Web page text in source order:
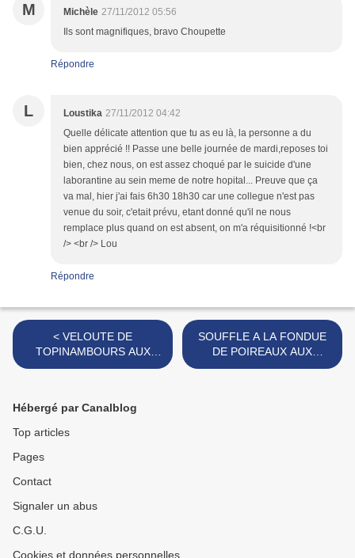
M Michèle 27/11/2012 05:56
Ils sont magnifiques, bravo Choupette
Répondre
L Loustika 27/11/2012 04:42
Quelle délicate attention que tu as eu là, la personne a du
bien apprécié !! Passe une belle journée de mardi,reposes toi
bien, chez nous, on est assez choqué par le suicide d'une
laborantine au sein meme de notre hopital... Preuve que ça
va mal, hier j'ai fais 6h30 18h30 car une collegue n'est pas
venue du soir, c'etait prévu, etant donné qu'il ne nous
remplace plus quand on est absent, on m'a réquisitionné !<br
/> <br /> Lou
Répondre
< VELOUTE DE
TOPINAMBOURS AUX
SAINT-JACQUES
SOUFFLE A LA FONDUE
DE POIREAUX AUX
POMMES >
Hébergé par Canalblog
Top articles
Pages
Contact
Signaler un abus
C.G.U.
Cookies et données personnelles